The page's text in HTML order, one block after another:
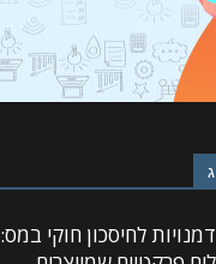
לחיסכון חוקי במס: